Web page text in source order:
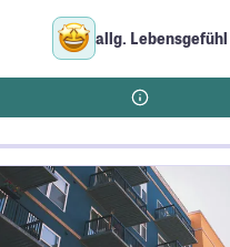
allg. Lebensgefühl